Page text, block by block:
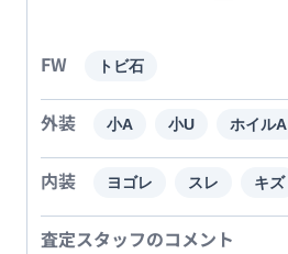
FW トビ石
外装 小A 小U ホイルA
内装 ヨゴレ スレ キズ
査定スタッフのコメント